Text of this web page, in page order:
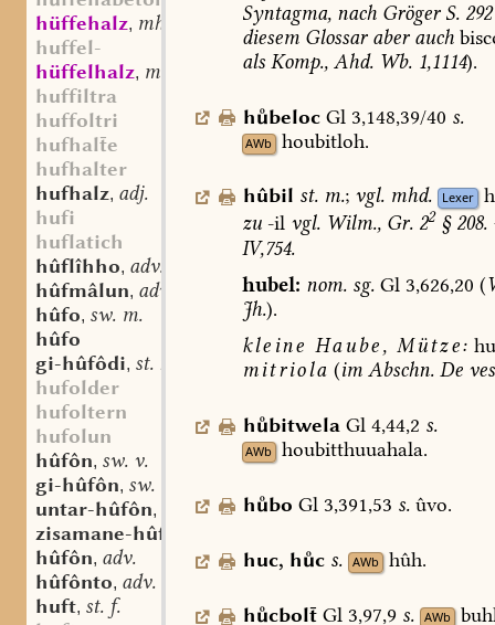
hüffehalz, mhd. adj.
huffel-
hüffelhalz, mhd. adj.
huffiltra
huffoltri
hufhale
hufhalter
hufhalz, adj.
hufi
huflatich
hûflîhho, adv.
hûfmâlun, adv.
hûfo, sw. m.
hûfo
gi-hûfôdi, st. n.
hufolder
hufoltern
hufolun
hûfôn, sw. v.
gi-hûfôn, sw. v.
untar-hûfôn,
sw. v.
zisamane-hûfôn
hûfôn, adv.
hûfônto, adv.
huft, st. f.
Syntagma,nachGrögerS.292
diesemGlossaraberauch
alsKomp., Ahd.Wb.1,1114).
hbeloc Gl 3,148,39/40 s.
AWb houbitloh.
hûbil st. m.; vgl. mhd. Lexer
zu-il vgl.Wilm., Gr.22§208.
IV,754.
hubel: nom.sg.Gl3,626,20 (
Jh.).
kleine Haube, Mütze:
mitriola (im Abschn. De
hbitwela Gl 4,44,2 s.
AWb houbitthuuahala.
hbo Gl 3,391,53 s. ûvo.
huc, hc s. AWb hûh.
hcbol Gl 3,97,9 s. AWb